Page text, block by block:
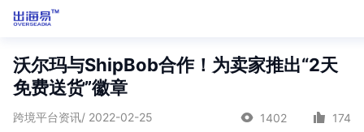
沃尔玛与ShipBob合作！为卖家推出“2天
免费送货”徽章
跨境平台资讯/ 2022-02-25 1402 174